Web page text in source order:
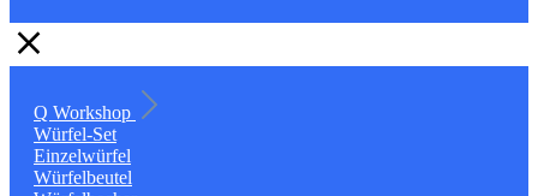
Q Workshop
Würfel-Set
Einzelwürfel
Würfelbeutel